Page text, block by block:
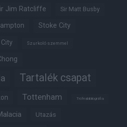
Jim Ratcliffe Sir Matt Busby
Stoke City
Szurkoló szemmel
Tartalék csapat
Tottenham Trófeabibliográfia
Utazás